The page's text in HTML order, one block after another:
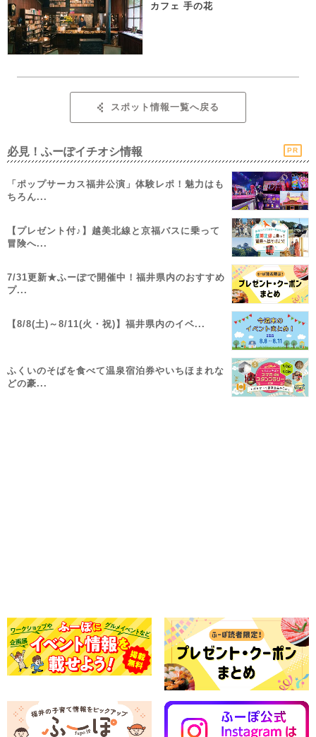
カフェ 手の花
スポット情報一覧へ戻る
必見！ふーぽイチオシ情報 PR
「ポップサーカス福井公演」体験レポ！魅力はも
ちろん...
【プレゼント付♪】越美北線と京福バスに乗って
冒険へ...
7/31更新★ふーぽで開催中！福井県内のおすすめ
プ...
【8/8(土)～8/11(火・祝)】福井県内のイベ...
ふくいのそばを食べて温泉宿泊券やいちほまれな
どの豪...